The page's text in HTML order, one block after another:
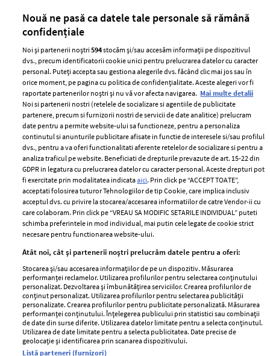
ELLE Style Awards
2024
Despre ELLE
Romania
Contact
Abonamente
Termeni si conditii
Politica de
confidențialitate
Politica de cookies
Publicitate
GSP
Unica
Baby
Retete
femei
Viva
Avantaje
Retete practice
Pariază responsabil! Decizia ONJN nr. 821/25.09.2025.
Nouă ne pasă ca datele tale personale să rămână
confidențiale
Noi și partenerii noștri594stocăm și/sau accesăm informații pe dispozitivul
dvs., precum identificatorii cookie unici pentru prelucrarea datelor cu caracter
personal. Puteți accepta sau gestiona alegerile dvs. făcând clic mai jos sau în
orice moment, pe pagina cu politica de confidențialitate. Aceste alegeri vor fi
raportate partenerilor noștri și nu vă vor afecta navigarea. Mai multe detalii
Noi si partenerii nostri (retelele de socializare si agentiile de publicitate
partenere, precum si furnizorii nostri de servicii de date analitice) prelucram
date pentru a permite website-ului sa functioneze, pentru a personaliza
continutul si anunturile publicitare afisate in functie de interesele si/sau profilul
dvs., pentru a va oferi functionalitati aferente retelelor de socializare si pentru a
analiza traficul pe website. Beneficiati de drepturile prevazute de art. 15-22 din
GDPR in legatura cu prelucrarea datelor cu caracter personal. Aceste drepturi pot
fi exercitate prin modalitatea indicataaici. Prin click pe “ACCEPT TOATE”,
acceptati folosirea tuturor Tehnologiilor de tip Cookie, care implica inclusiv
acceptul dvs. cu privire la stocarea/accesarea informatiilor de catre Vendor-ii cu
care colaboram. Prin click pe “VREAU SA MODIFIC SETARILE INDIVIDUAL” puteti
schimba preferintele in mod individual, mai putin cele legate de cookie strict
necesare pentru functionarea website-ului.
Atât noi, cât și partenerii noștri prelucrăm datele pentru a oferi:
Stocarea și/sau accesarea informațiilor de pe un dispozitiv. Măsurarea
performanței reclamelor. Utilizarea profilurilor pentru selectarea conținutului
personalizat. Dezvoltarea și îmbunătățirea serviciilor. Crearea profilurilor de
conținut personalizat. Utilizarea profilurilor pentru selectarea publicității
personalizate. Crearea profilurilor pentru publicitate personalizată. Măsurarea
performanței conținutului. Înțelegerea publicului prin statistici sau combinații
de date din surse diferite. Utilizarea datelor limitate pentru a selecta conținutul.
Utilizarea de date limitate pentru a selecta publicitatea. Date precise de
geolocație și identificarea prin scanarea dispozitivului.
Listă parteneri (furnizori)